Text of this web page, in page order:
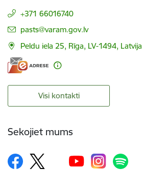
+371 66016740
E-pasts:
pasts@varam.gov.lv
Peldu iela 25, Rīga, LV-1494, Latvija
Visi kontakti
Sekojiet mums